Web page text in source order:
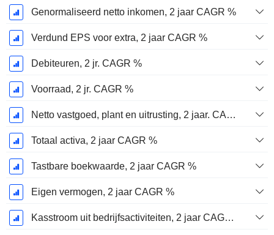
Genormaliseerd netto inkomen, 2 jaar CAGR %
Verdund EPS voor extra, 2 jaar CAGR %
Debiteuren, 2 jr. CAGR %
Voorraad, 2 jr. CAGR %
Netto vastgoed, plant en uitrusting, 2 jaar. CAGR %
Totaal activa, 2 jaar CAGR %
Tastbare boekwaarde, 2 jaar CAGR %
Eigen vermogen, 2 jaar CAGR %
Kasstroom uit bedrijfsactiviteiten, 2 jaar CAGR %